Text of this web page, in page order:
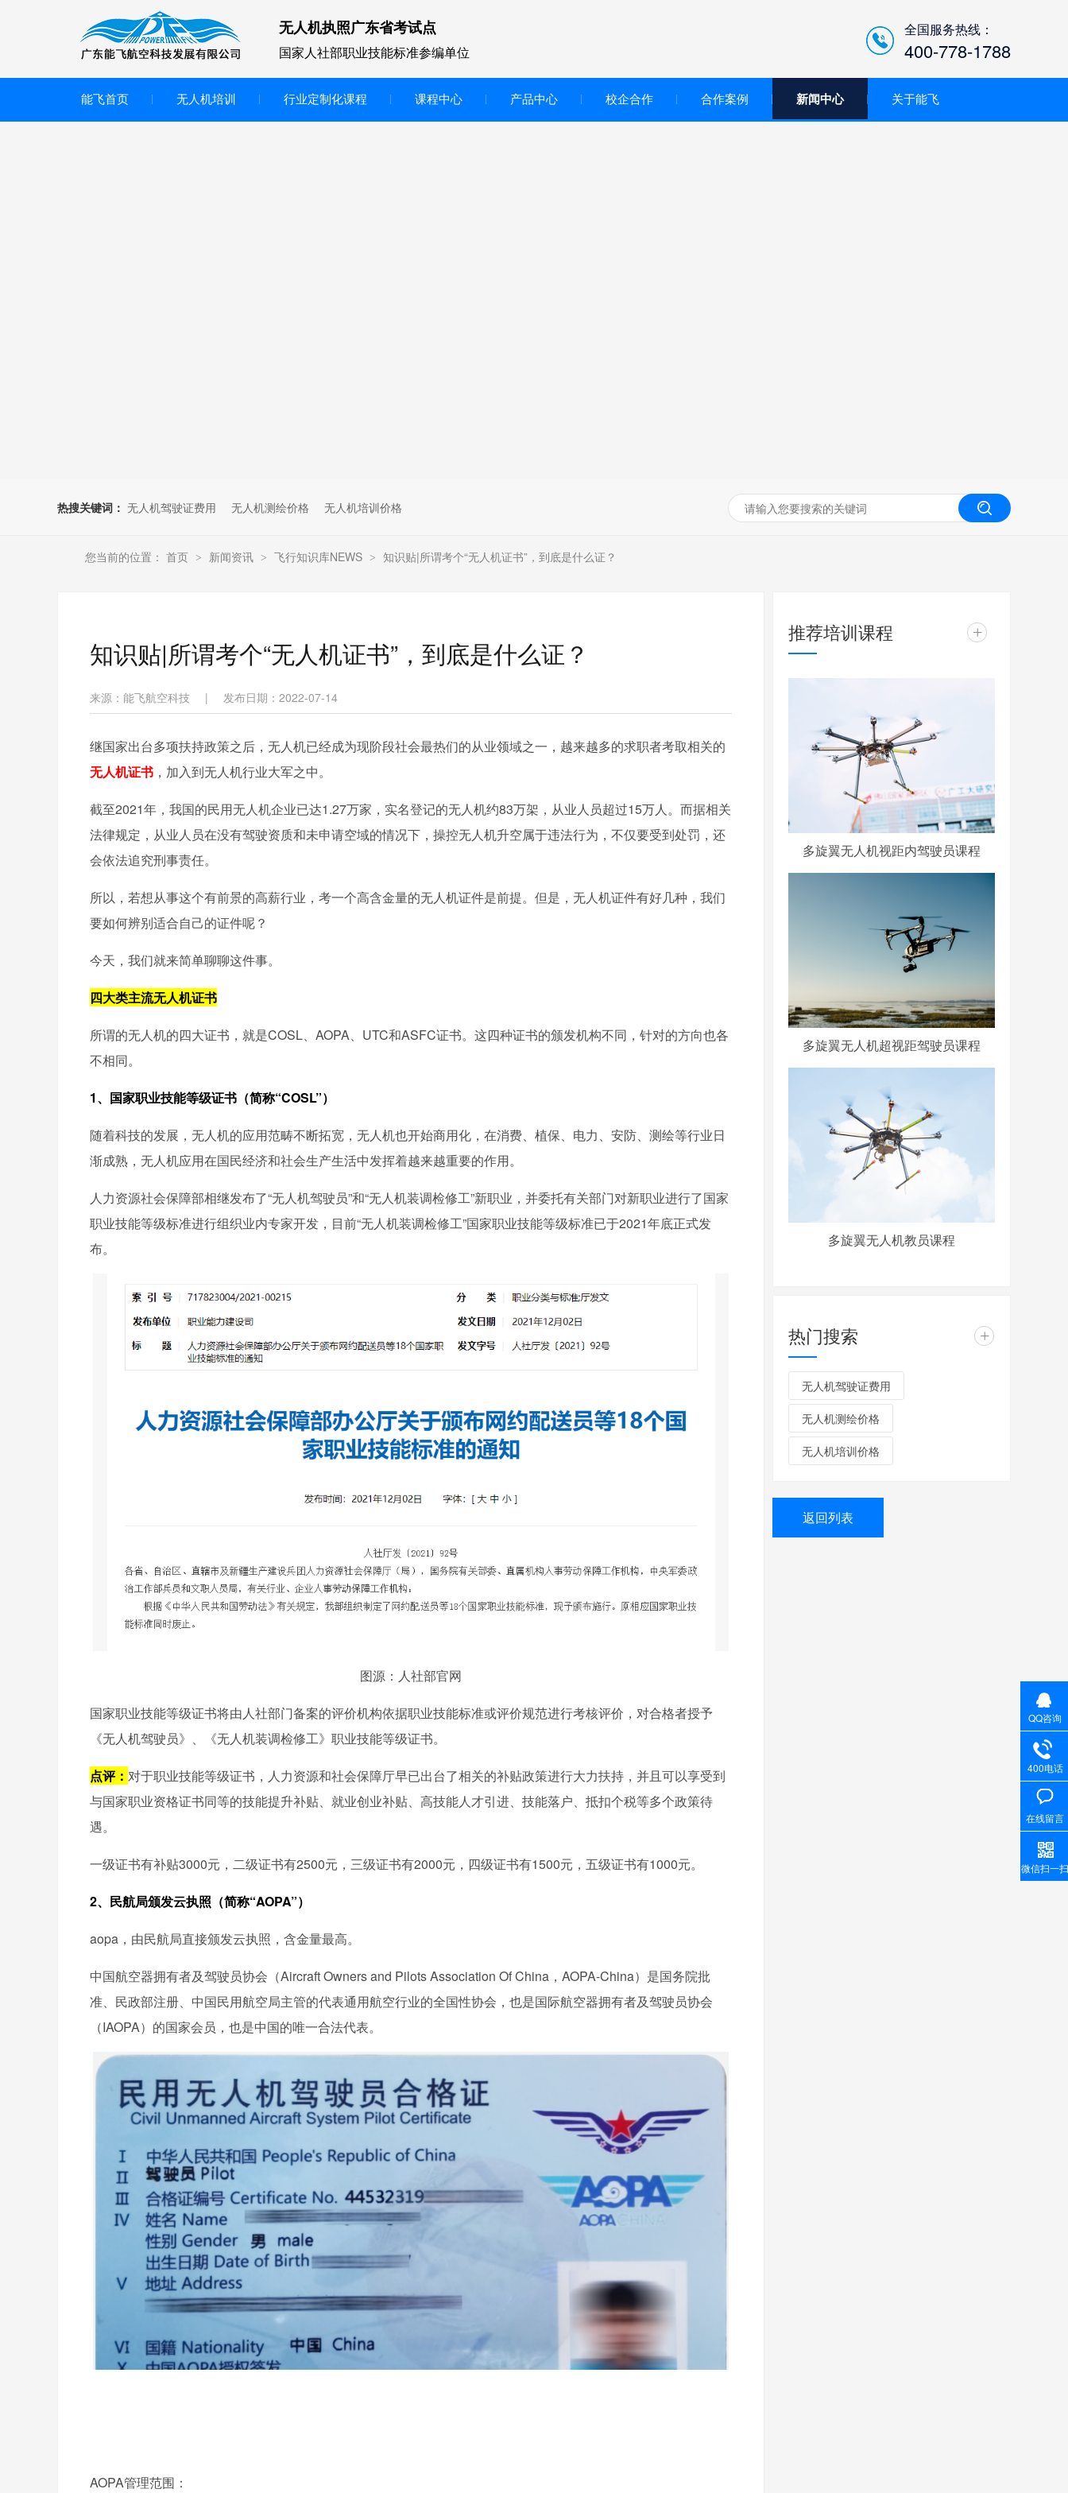
无人机执照广东省考试点
国家人社部职业技能标准参编单位
全国服务热线：
400-778-1788
能飞首页 无人机培训 行业定制化课程 课程中心 产品中心
无人机考试评测系统
校企合作 合作案例 新闻中心 关于能飞
热搜关键词： 无人机驾驶证费用 无人机测绘价格 无人机培训价格
您当前的位置： 首页 > 新闻资讯 > 飞行知识库NEWS > 知识贴|所谓考个“无人机证书”，到底是什么证？
知识贴|所谓考个“无人机证书”，到底是什么证？
来源：能飞航空科技 | 发布日期：2022-07-14
继国家出台多项扶持政策之后，无人机已经成为现阶段社会最热们的从业领域之一，越来越多的求职者考取相关的
无人机证书 ，加入到无人机行业大军之中。
截至2021年，我国的民用无人机企业已达1.27万家，实名登记的无人机约83万架，从业人员超过15万人。而据相关
法律规定，从业人员在没有驾驶资质和未申请空域的情况下，操控无人机升空属于违法行为，不仅要受到处罚，还
会依法追究刑事责任。
所以，若想从事这个有前景的高薪行业，考一个高含金量的无人机证件是前提。但是，无人机证件有好几种，我们
要如何辨别适合自己的证件呢？
今天，我们就来简单聊聊这件事。
四大类主流无人机证书
所谓的无人机的四大证书，就是COSL、AOPA、UTC和ASFC证书。这四种证书的颁发机构不同，针对的方向也各
不相同。
1、国家职业技能等级证书（简称“COSL”）
随着科技的发展，无人机的应用范畴不断拓宽，无人机也开始商用化，在消费、植保、电力、安防、测绘等行业日
渐成熟，无人机应用在国民经济和社会生产生活中发挥着越来越重要的作用。
人力资源社会保障部相继发布了“无人机驾驶员”和“无人机装调检修工”新职业，并委托有关部门对新职业进行了国家
职业技能等级标准进行组织业内专家开发，目前“无人机装调检修工”国家职业技能等级标准已于2021年底正式发
布。
图源：人社部官网
国家职业技能等级证书将由人社部门备案的评价机构依据职业技能标准或评价规范进行考核评价，对合格者授予
《无人机驾驶员》、《无人机装调检修工》职业技能等级证书。
点评： 对于职业技能等级证书，人力资源和社会保障厅早已出台了相关的补贴政策进行大力扶持，并且可以享受到
与国家职业资格证书同等的技能提升补贴、就业创业补贴、高技能人才引进、技能落户、抵扣个税等多个政策待
遇。
一级证书有补贴3000元，二级证书有2500元，三级证书有2000元，四级证书有1500元，五级证书有1000元。
2、民航局颁发云执照（简称“AOPA”）
aopa，由民航局直接颁发云执照，含金量最高。
中国航空器拥有者及驾驶员协会（Aircraft Owners and Pilots Association Of China，AOPA-China）是国务院批
准、民政部注册、中国民用航空局主管的代表通用航空行业的全国性协会，也是国际航空器拥有者及驾驶员协会
（IAOPA）的国家会员，也是中国的唯一合法代表。
AOPA管理范围：
推荐培训课程 +
多旋翼无人机视距内驾驶员课程
多旋翼无人机超视距驾驶员课程
多旋翼无人机教员课程
热门搜索 +
无人机驾驶证费用
无人机测绘价格
无人机培训价格
返回列表
QQ咨询
400电话
在线留言
微信扫一扫